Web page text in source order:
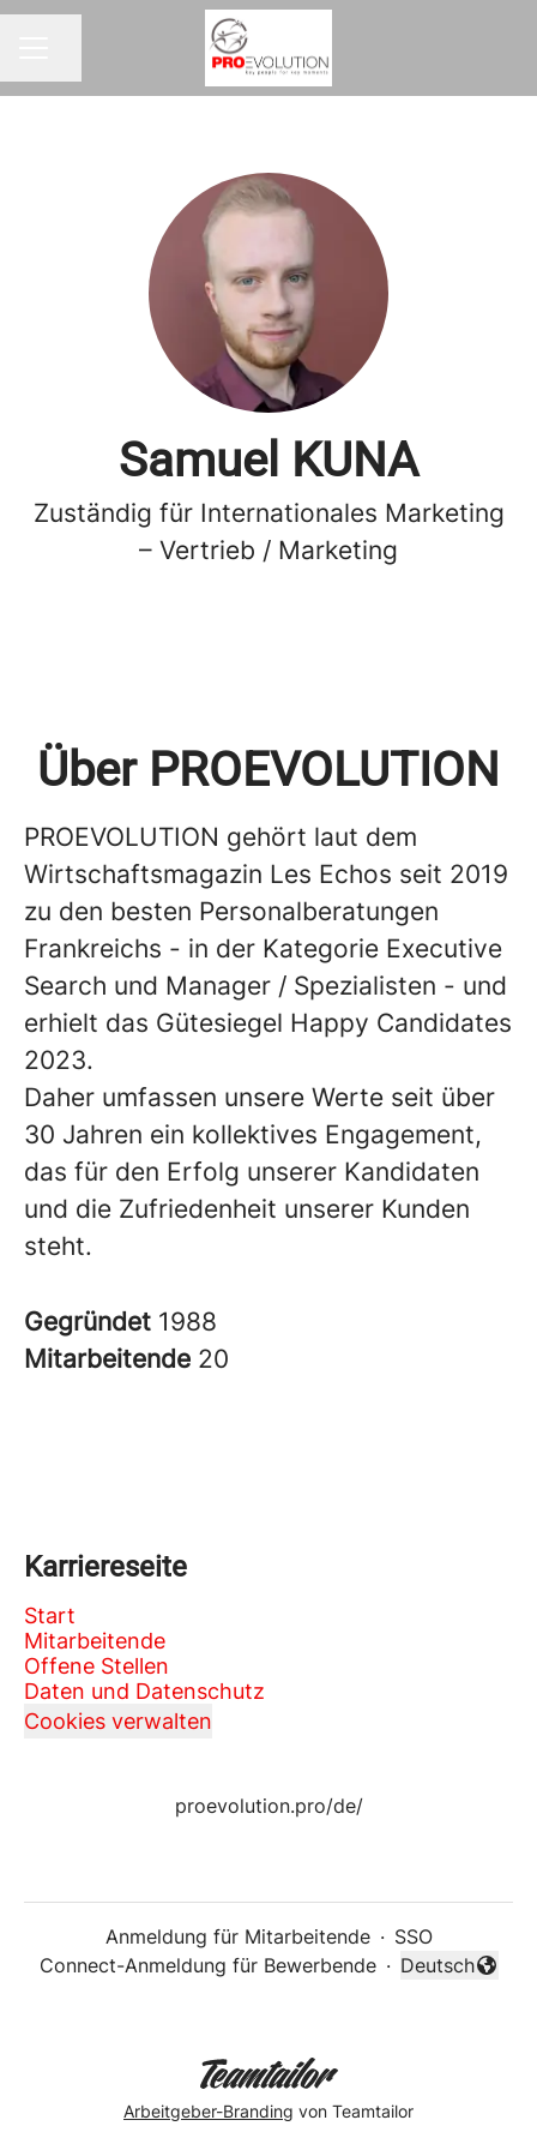
Samuel KUNA
Zuständig für Internationales Marketing
– Vertrieb / Marketing
Über PROEVOLUTION
PROEVOLUTION gehört laut dem
Wirtschaftsmagazin Les Echos seit 2019
zu den besten Personalberatungen
Frankreichs - in der Kategorie Executive
Search und Manager / Spezialisten - und
erhielt das Gütesiegel Happy Candidates
2023.
Daher umfassen unsere Werte seit über
30 Jahren ein kollektives Engagement,
das für den Erfolg unserer Kandidaten
und die Zufriedenheit unserer Kunden
steht.
Gegründet 1988
Mitarbeitende 20
Karriereseite
Start
Mitarbeitende
Offene Stellen
Daten und Datenschutz
Cookies verwalten
proevolution.pro/de/
Anmeldung für Mitarbeitende · SSO
Connect-Anmeldung für Bewerbende ·
Sprache
Deutsch
Arbeitgeber-Branding von Teamtailor